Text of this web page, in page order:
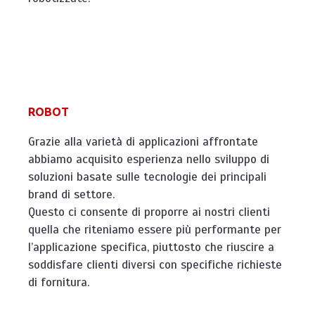
ROBOT
Grazie alla varietà di applicazioni affrontate
abbiamo acquisito esperienza nello sviluppo di
soluzioni basate sulle tecnologie dei principali
brand di settore.
Questo ci consente di proporre ai nostri clienti
quella che riteniamo essere più performante per
l’applicazione specifica, piuttosto che riuscire a
soddisfare clienti diversi con specifiche richieste
di fornitura.